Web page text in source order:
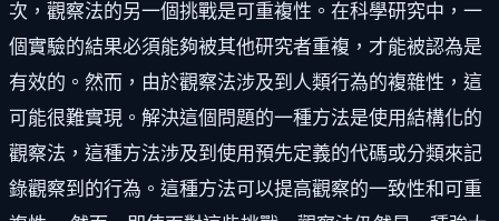
次，觀察法的另一個挑戰是可重複性。在科學研究中，一
個實驗的結果必須能夠被其他研究者重複，才能被認為是
有效的。然而，由於觀察法涉及到人類行為的複雜性，這
可能很難實現。解決這個問題的一種方法是使用結構化的
觀察法，這種方法涉及到使用預先定義的代碼或分類來記
錄觀察到的行為。這種方法可以提高觀察的一致性和可重